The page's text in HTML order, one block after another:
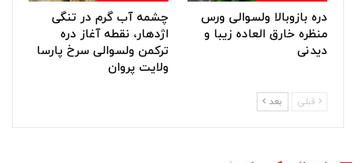
دره بازوبالا ولسوالی ورس
منظره خارق العاده زیبا و
دیدنی
چشمه آب گرم در تنگی
اژدهار، نقطه آغاز دره
ترکمن ولسوالی سرخ پارسا
ولایت پروان
قبلی بعد